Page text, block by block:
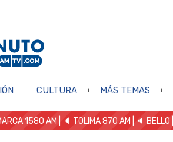
CULTURA MÁS TEMAS
1580 AM | 🔈 TOLIMA 870 AM | 🔈 BELLO